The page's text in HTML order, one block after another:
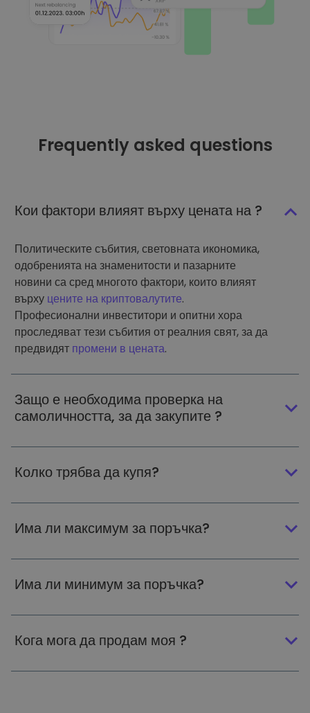
Frequently asked questions
Кои фактори влияят върху цената на ?
Политическите събития, световната икономика,
одобренията на знаменитости и пазарните
новини са сред многото фактори, които влияят
върху цените на криптовалутите.
Професионални инвеститори и опитни хора
проследяват тези събития от реалния свят, за да
предвидят промени в цената.
Защо е необходима проверка на
самоличността, за да закупите ?
Колко трябва да купя?
Има ли максимум за поръчка?
Има ли минимум за поръчка?
Кога мога да продам моя ?